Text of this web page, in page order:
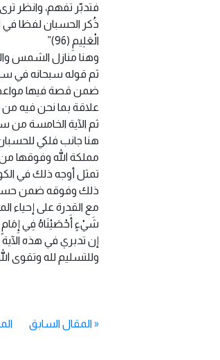
فتدبّر تفهم، وانظر
ذُكر الحسبان لفظا في
الْعَلِيمِ (96)”
وهنا منازل الشمس
ثم قوله سبحانه في
ضمن قصة فيها مواعظ
علاقة بما نحن فيه
ثم الآية الخامسة من
هنا جانب فلكي
مملكة الله وفوقها
تمثل أوجه ذلك في
ذلك وفوقه ضمن
مع القدرة على إحياء
شَيْءٍ أَحْصَيْنَاهُ فِي إِمَامٍ
إن تدبري في هذه
وللتسليم لله وتقوى
«المقال السابق